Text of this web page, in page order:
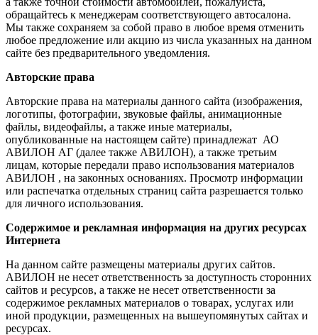
обращайтесь к менеджерам соответствующего автосалона.
Мы также сохраняем за собой право в любое время отменить
любое предложение или акцию из числа указанных на данном
сайте без предварительного уведомления.
Авторские права
Авторские права на материалы данного сайта (изображения,
логотипы, фотографии, звуковые файлы, анимационные
файлы, видеофайлы, а также иные материалы,
опубликованные на настоящем сайте) принадлежат АО
АВИЛОН АГ (далее также АВИЛОН), а также третьим
лицам, которые передали право использования материалов
АВИЛОН , на законных основаниях. Просмотр информации
или распечатка отдельных страниц сайта разрешается только
для личного использования.
Содержимое и рекламная информация на других ресурсах
Интернета
На данном сайте размещены материалы других сайтов.
АВИЛОН не несет ответственность за доступность сторонних
сайтов и ресурсов, а также не несет ответственности за
содержимое рекламных материалов о товарах, услугах или
иной продукции, размещенных на вышеупомянутых сайтах и
ресурсах.